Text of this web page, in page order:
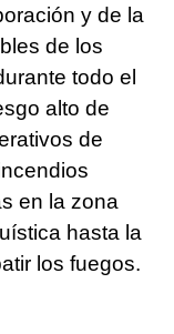
y de la
de los
todo el
alto de
de
en la zona
hasta la
los fuegos.